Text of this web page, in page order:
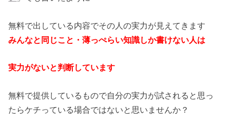
無料で出している内容でその人の実力が見えてきます
みんなと同じこと・薄っぺらい知識しか書けない人は
実力がないと判断しています
無料で提供しているもので自分の実力が試されると思っ
たらケチっている場合ではないと思いませんか？